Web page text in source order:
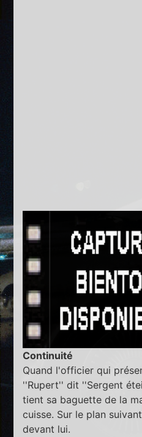
Continuité
Quand l'officier qui
''Rupert'' dit ''Sergent
tient sa baguette de la
cuisse. Sur le plan
devant lui.